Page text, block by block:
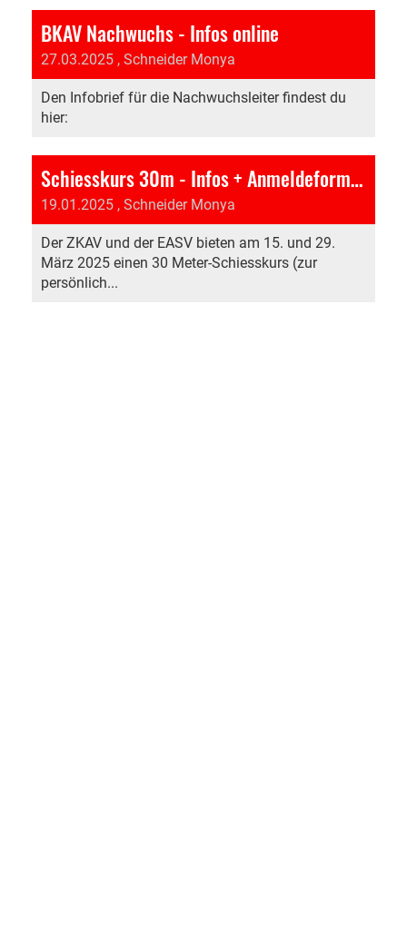
BKAV Nachwuchs - Infos online
27.03.2025 , Schneider Monya
Den Infobrief für die Nachwuchsleiter findest du
hier:
Schiesskurs 30m - Infos + Anmeldeformular online
19.01.2025 , Schneider Monya
Der ZKAV und der EASV bieten am 15. und 29.
März 2025 einen 30 Meter-Schiesskurs (zur
persönlich...